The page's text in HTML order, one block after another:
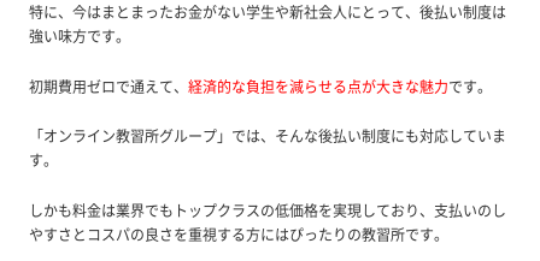
特に、今はまとまったお金がない学生や新社会人にとって、後払い制度は
強い味方です。
初期費用ゼロで通えて、 経済的な負担を減らせる点が大きな魅力です。
「オンライン教習所グループ」では、そんな後払い制度にも対応していま
す。
しかも料金は業界でもトップクラスの低価格を実現しており、支払いのし
やすさとコスパの良さを重視する方にはぴったりの教習所です。